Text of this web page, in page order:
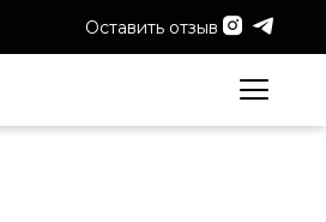
Оставить отзыв